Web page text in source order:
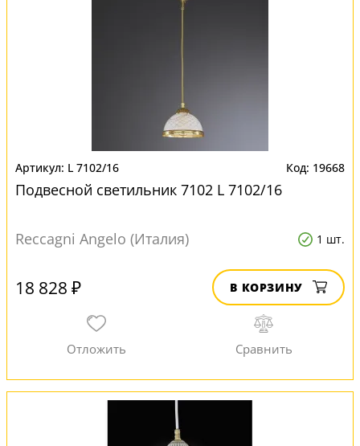
L 7102/16 19668
Подвесной светильник 7102 L 7102/16
Reccagni Angelo (Италия) 1 шт.
18 828 ₽ В КОРЗИНУ